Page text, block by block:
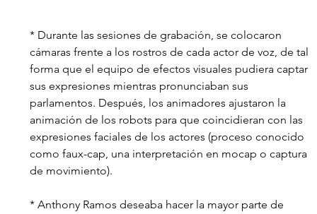
* Durante las sesiones de grabación, se colocaron
cámaras frente a los rostros de cada actor de voz, de tal
forma que el equipo de efectos visuales pudiera captar
sus expresiones mientras pronunciaban sus
parlamentos. Después, los animadores ajustaron la
animación de los robots para que coincidieran con las
expresiones faciales de los actores (proceso conocido
como faux-cap, una interpretación en mocap o captura
de movimiento).
* Anthony Ramos deseaba hacer la mayor parte de